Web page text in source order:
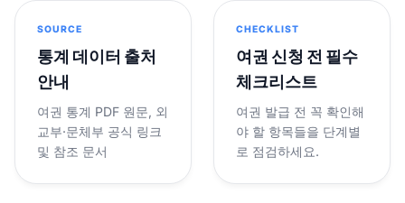
SOURCE
통계 데이터 출처
안내
여권 통계 PDF 원문, 외
교부·문체부 공식 링크
및 참조 문서
CHECKLIST
여권 신청 전 필수
체크리스트
여권 발급 전 꼭 확인해
야 할 항목들을 단계별
로 점검하세요.